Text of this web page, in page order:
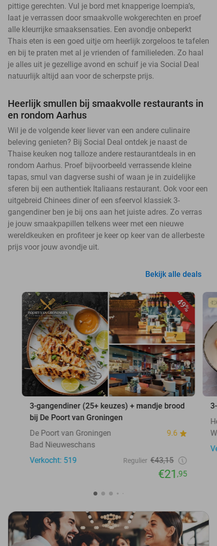
pittige gerechten. Vul je bord met knapperige loempia’s,
laat je verrassen door smaakvolle wokgerechten en proef
alle kleurrijke smaaksensaties. Een avondje onbeperkt
Thais eten is een goed uitje om heerlijk zorgeloos te tafelen
en bij te praten met al je vrienden of familieleden. Zo haal
je alles uit je gezellige avond en schuif je via Social Deal
natuurlijk altijd aan voor de scherpste prijs.
Heerlijk smullen bij smaakvolle restaurants in
en rondom Aarhus
Wil je de volgende keer liever van een andere culinaire
beleving genieten? Bij Social Deal ontdek je naast de
Thaise keuken nog talloze andere restaurantdeals in en
rondom Aarhus. Proef bijvoorbeeld verrassende kleine
tapas, smul van dagverse sushi of waan je in zuidelijke
sferen bij een authentiek Italiaans restaurant. Ook voor een
uitgebreid Chinees diner of een sfeervol klassiek 3-
gangendiner ben je bij ons aan het juiste adres. Zo verras
je jouw smaakpapillen telkens weer met een nieuwe
wereldkeuken en profiteer je keer op keer van de allerbeste
prijs voor jouw avondje uit.
Bekijk alle deals
49%
3-gangendiner (25+ keuzes) + mandje brood
bij De Poort van Groningen
De Poort van Groningen
9.6
Bad Nieuweschans
Verkocht: 519
Regulier €43,15
€21,95